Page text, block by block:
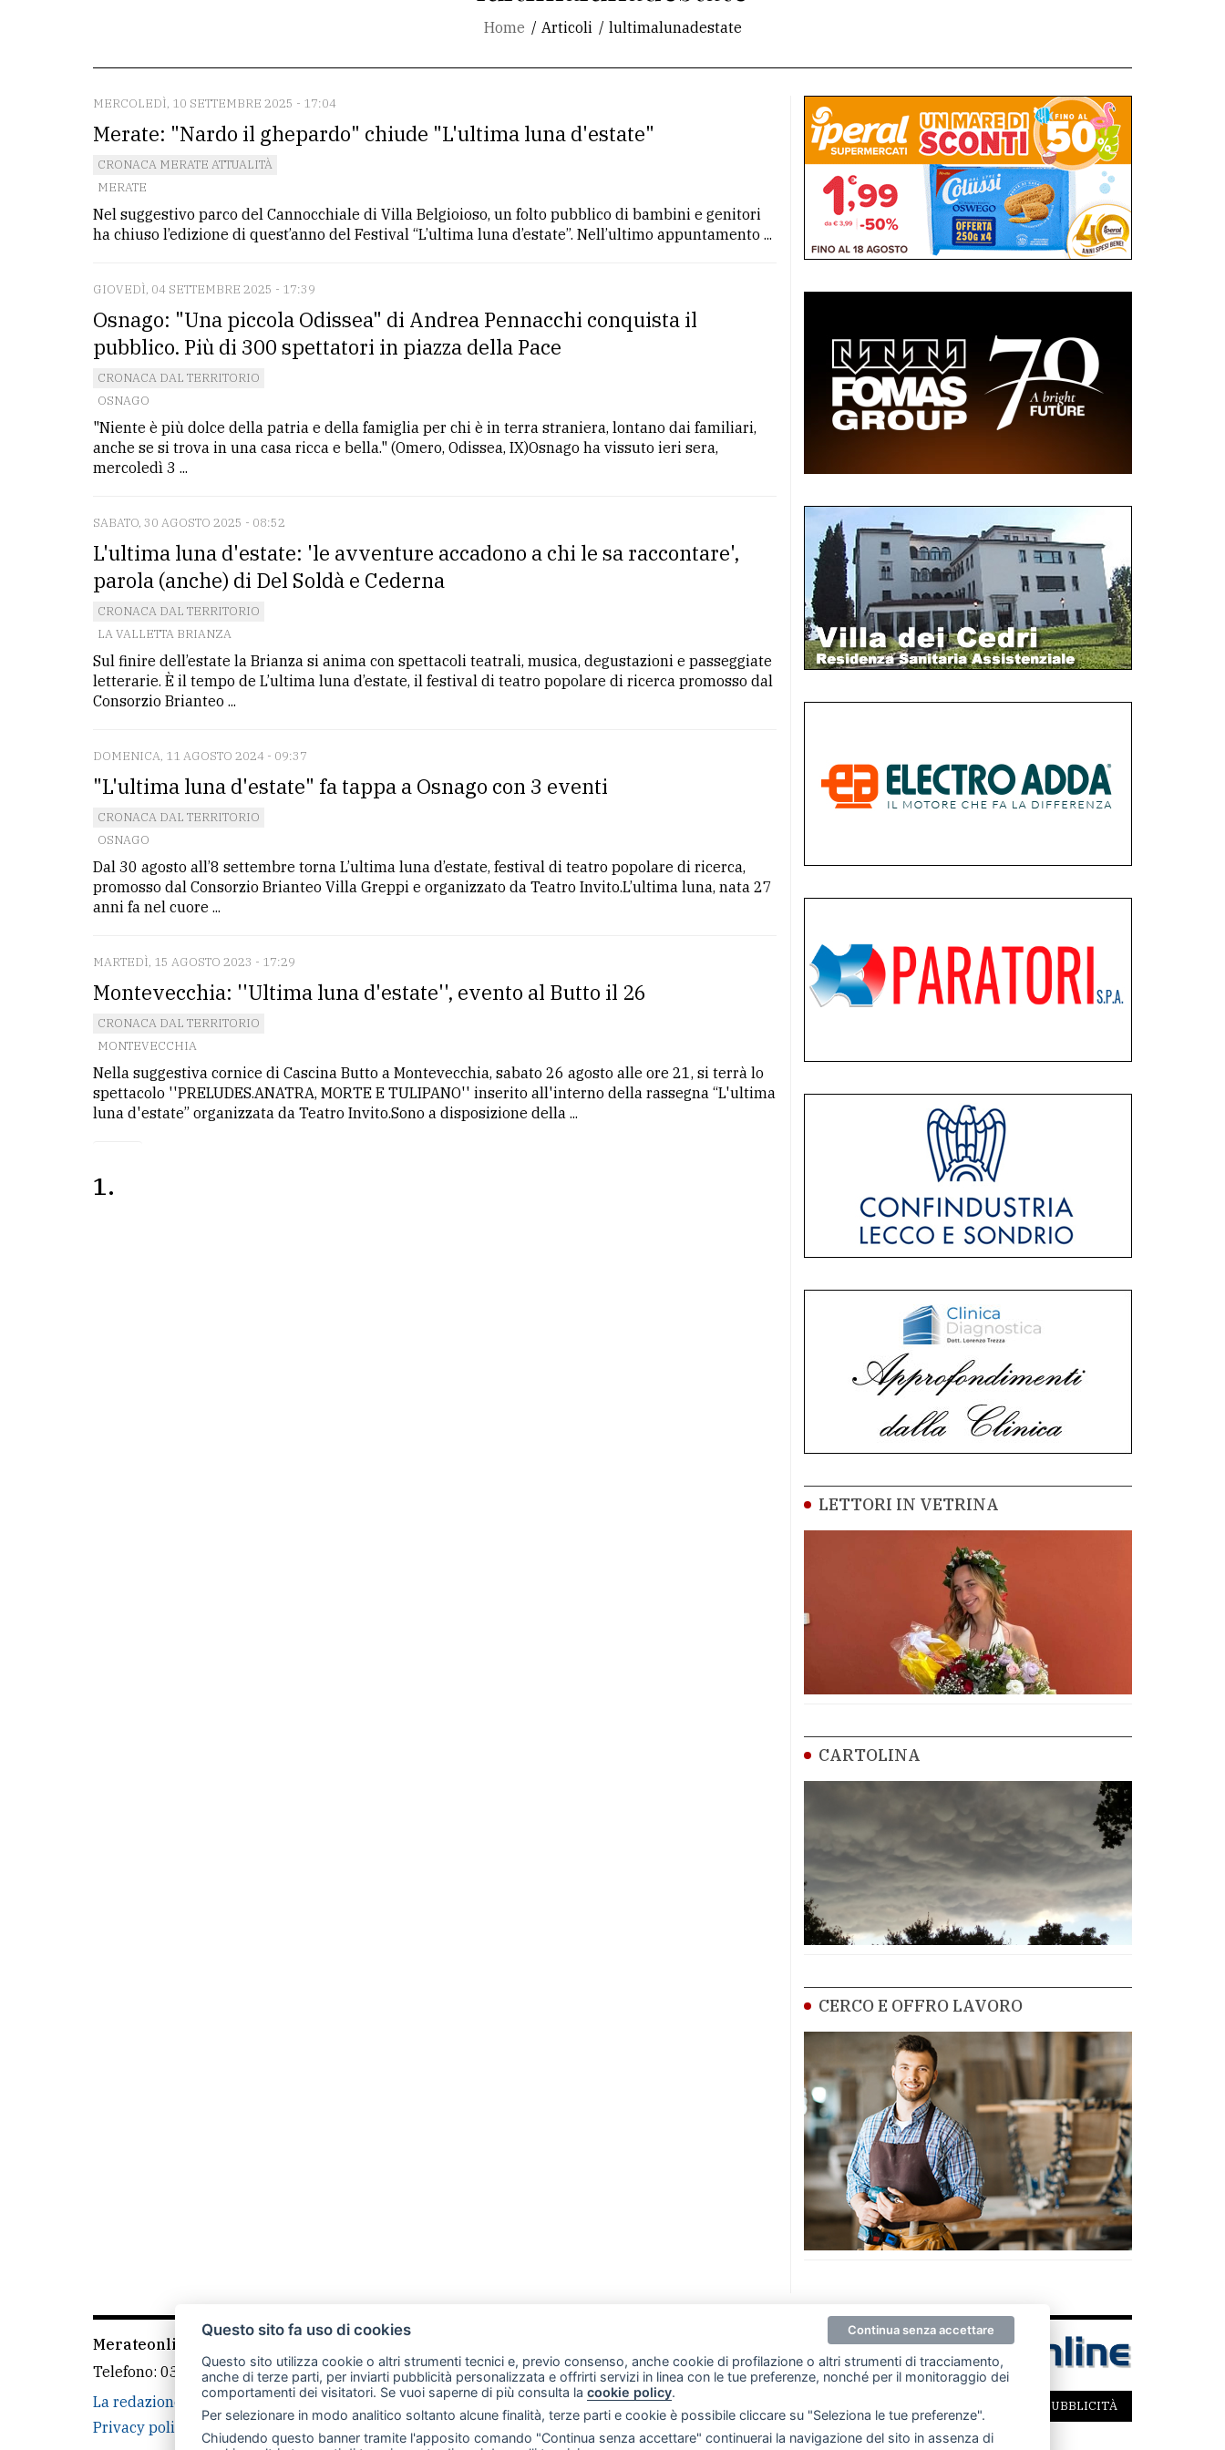
Home Articoli lultimalunadestate
MERCOLEDÌ, 10 SETTEMBRE 2025 - 17:04
Merate: "Nardo il ghepardo" chiude "L'ultima luna d'estate"
CRONACA MERATE ATTUALITÀ
MERATE
Nel suggestivo parco del Cannocchiale di Villa Belgioioso, un folto pubblico di bambini e genitori
ha chiuso l’edizione di quest’anno del Festival “L’ultima luna d’estate”. Nell’ultimo appuntamento ...
GIOVEDÌ, 04 SETTEMBRE 2025 - 17:39
Osnago: "Una piccola Odissea" di Andrea Pennacchi conquista il
pubblico. Più di 300 spettatori in piazza della Pace
CRONACA DAL TERRITORIO
OSNAGO
"Niente è più dolce della patria e della famiglia per chi è in terra straniera, lontano dai familiari,
anche se si trova in una casa ricca e bella." (Omero, Odissea, IX)Osnago ha vissuto ieri sera,
mercoledì 3 ...
SABATO, 30 AGOSTO 2025 - 08:52
L'ultima luna d'estate: 'le avventure accadono a chi le sa raccontare',
parola (anche) di Del Soldà e Cederna
CRONACA DAL TERRITORIO
LA VALLETTA BRIANZA
Sul finire dell’estate la Brianza si anima con spettacoli teatrali, musica, degustazioni e passeggiate
letterarie. È il tempo de L’ultima luna d’estate, il festival di teatro popolare di ricerca promosso dal
Consorzio Brianteo ...
DOMENICA, 11 AGOSTO 2024 - 09:37
"L'ultima luna d'estate" fa tappa a Osnago con 3 eventi
CRONACA DAL TERRITORIO
OSNAGO
Dal 30 agosto all’8 settembre torna L’ultima luna d’estate, festival di teatro popolare di ricerca,
promosso dal Consorzio Brianteo Villa Greppi e organizzato da Teatro Invito.L’ultima luna, nata 27
anni fa nel cuore ...
MARTEDÌ, 15 AGOSTO 2023 - 17:29
Montevecchia: ''Ultima luna d'estate'', evento al Butto il 26
CRONACA DAL TERRITORIO
MONTEVECCHIA
Nella suggestiva cornice di Cascina Butto a Montevecchia, sabato 26 agosto alle ore 21, si terrà lo
spettacolo ''PRELUDES.ANATRA, MORTE E TULIPANO'' inserito all'interno della rassegna “L'ultima
luna d'estate” organizzata da Teatro Invito.Sono a disposizione della ...
1
LETTORI IN VETRINA
CARTOLINA
CERCO E OFFRO LAVORO
Merateonline S.r.l.
Telefono: 039 9902881- Whatsapp: 351 3481257 - E-mail: redazione@merateonline.it
La redazione
CasateOnline LeccoOnline RSS Made byVIP
Privacy policy
PER LA TUA PUBBLICITÀ
Questo sito fa uso di cookies
Questo sito utilizza cookie o altri strumenti tecnici e, previo consenso, anche cookie di profilazione o altri strumenti di tracciamento,
anche di terze parti, per inviarti pubblicità personalizzata e offrirti servizi in linea con le tue preferenze, nonché per il monitoraggio dei
comportamenti dei visitatori. Se vuoi saperne di più consulta la cookie policy.
Per selezionare in modo analitico soltanto alcune finalità, terze parti e cookie è possibile cliccare su "Seleziona le tue preferenze".
Chiudendo questo banner tramite l'apposito comando "Continua senza accettare" continuerai la navigazione del sito in assenza di
Continua senza accettare